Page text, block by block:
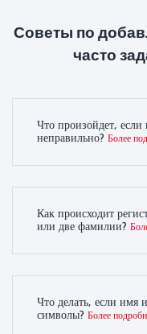
Советы по
часто
Что произойдет,
неправильно? Более
Как происходит
или две фамилии?
Что делать, если имя
символы? Более